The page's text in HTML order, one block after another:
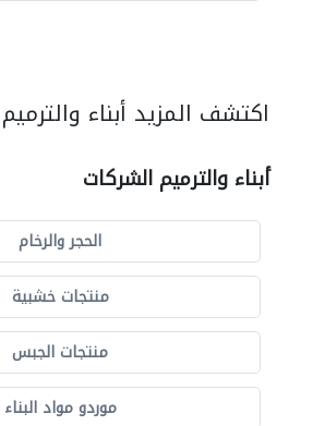
اكتشف المزيد أبناء
أبناء والترميم الشركات
الحجر والرخام
منتجات خشبية
منتجات الجبس
موردو مواد البناء